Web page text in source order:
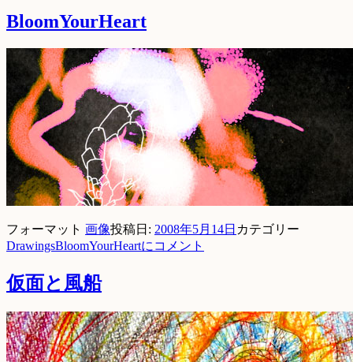
BloomYourHeart
フォーマット 画像投稿日: 2008年5月14日 カテゴリー
DrawingsBloomYourHeartに コメント
仮面と風船